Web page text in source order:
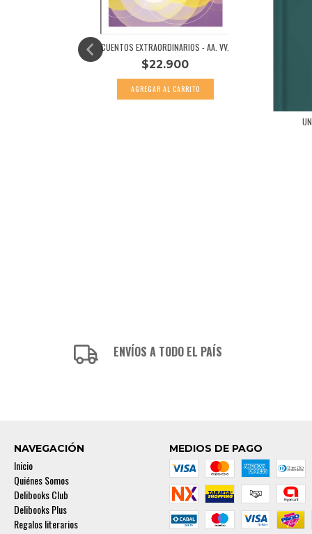
CUENTOS EXTRAORDINARIOS - AA. VV.
$22.900
ENVÍOS A TODO EL PAÍS
NAVEGACIÓN
Inicio
Quiénes Somos
Delibooks Club
Delibooks Plus
Regalos literarios
MEDIOS DE PAGO